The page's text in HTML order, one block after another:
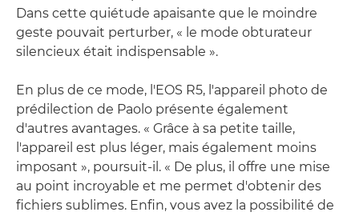
Dans cette quiétude apaisante que le moindre
geste pouvait perturber, « le mode obturateur
silencieux était indispensable ».
En plus de ce mode, l'EOS R5, l'appareil photo de
prédilection de Paolo présente également
d'autres avantages. « Grâce à sa petite taille,
l'appareil est plus léger, mais également moins
imposant », poursuit-il. « De plus, il offre une mise
au point incroyable et me permet d'obtenir des
fichiers sublimes. Enfin, vous avez la possibilité de